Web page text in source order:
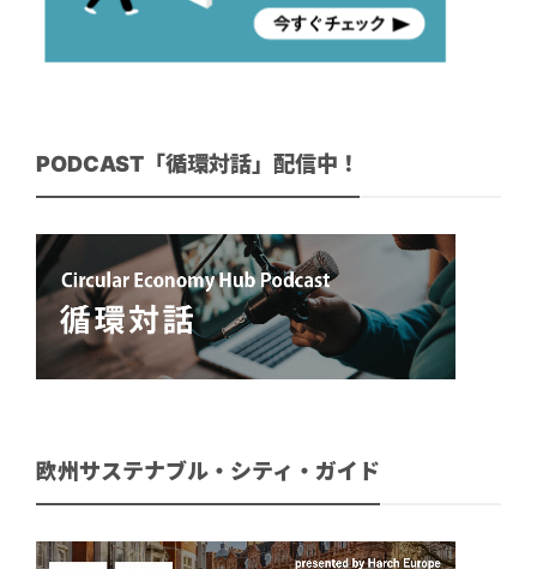
PODCAST「循環対話」配信中！
欧州サステナブル・シティ・ガイド